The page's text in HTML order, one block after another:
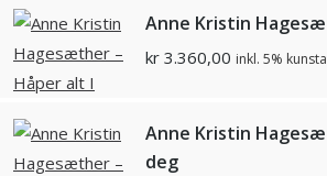
Anne Kristin
kr 3.360,00 inkl. 5%
Anne Kristin
deg